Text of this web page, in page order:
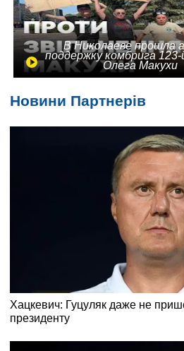
В Николаеве прошла
поддержку комбрига
Олега Макухи